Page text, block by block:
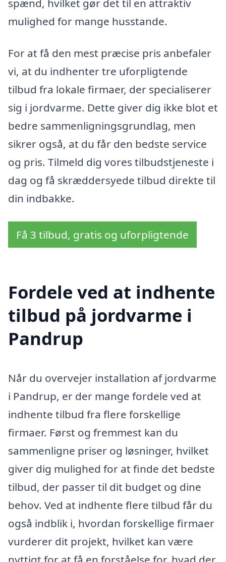
mulighed for mange husstande.
For at få den mest præcise pris anbefaler
vi, at du indhenter tre uforpligtende
tilbud fra lokale firmaer, der specialiserer
sig i jordvarme. Dette giver dig ikke blot et
bedre sammenligningsgrundlag, men
sikrer også, at du får den bedste service
og pris. Tilmeld dig vores tilbudstjeneste i
dag og få skræddersyede tilbud direkte til
din indbakke.
Få 3 tilbud, gratis og uforpligtende
Fordele ved at indhente
tilbud på jordvarme i
Pandrup
Når du overvejer installation af jordvarme
i Pandrup, er der mange fordele ved at
indhente tilbud fra flere forskellige
firmaer. Først og fremmest kan du
sammenligne priser og løsninger, hvilket
giver dig mulighed for at finde det bedste
tilbud, der passer til dit budget og dine
behov. Ved at indhente flere tilbud får du
også indblik i, hvordan forskellige firmaer
vurderer dit projekt, hvilket kan være